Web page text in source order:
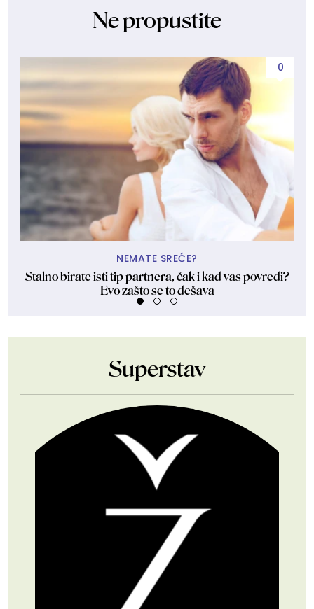
Ne propustite
0
NEMATE SREĆE?
Stalno birate isti tip partnera, čak i kad vas povredi?
Evo zašto se to dešava
Superstav